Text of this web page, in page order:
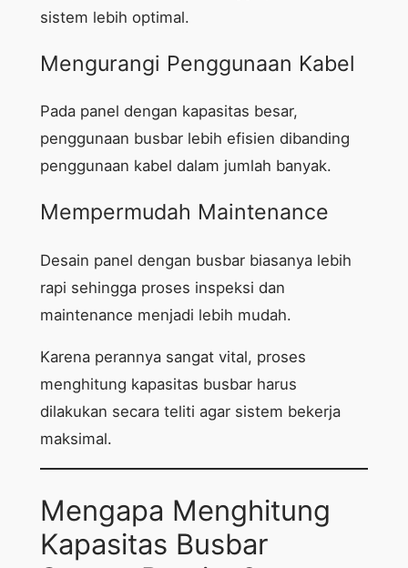
sistem lebih optimal.
Mengurangi Penggunaan Kabel
Pada panel dengan kapasitas besar,
penggunaan busbar lebih efisien dibanding
penggunaan kabel dalam jumlah banyak.
Mempermudah Maintenance
Desain panel dengan busbar biasanya lebih
rapi sehingga proses inspeksi dan
maintenance menjadi lebih mudah.
Karena perannya sangat vital, proses
menghitung kapasitas busbar harus
dilakukan secara teliti agar sistem bekerja
maksimal.
Mengapa Menghitung
Kapasitas Busbar